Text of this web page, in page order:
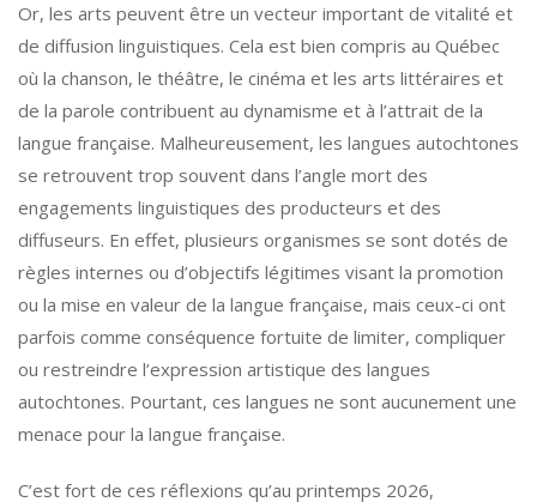
Or, les arts peuvent être un vecteur important de vitalité et
de diffusion linguistiques. Cela est bien compris au Québec
où la chanson, le théâtre, le cinéma et les arts littéraires et
de la parole contribuent au dynamisme et à l’attrait de la
langue française. Malheureusement, les langues autochtones
se retrouvent trop souvent dans l’angle mort des
engagements linguistiques des producteurs et des
diffuseurs. En effet, plusieurs organismes se sont dotés de
règles internes ou d’objectifs légitimes visant la promotion
ou la mise en valeur de la langue française, mais ceux-ci ont
parfois comme conséquence fortuite de limiter, compliquer
ou restreindre l’expression artistique des langues
autochtones. Pourtant, ces langues ne sont aucunement une
menace pour la langue française.
C’est fort de ces réflexions qu’au printemps 2026,